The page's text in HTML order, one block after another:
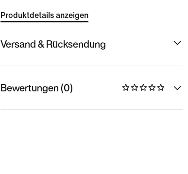
Produktdetails anzeigen
Versand & Rücksendung
Bewertungen (0)